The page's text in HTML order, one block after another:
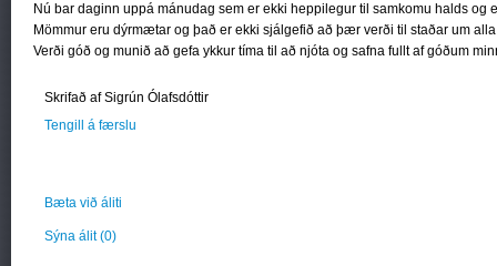
Nú bar daginn uppá mánudag sem er ekki heppilegur til samkomu halds og
Mömmur eru dýrmætar og það er ekki sjálgefið að þær verði til staðar um
Verði góð og munið að gefa ykkur tíma til að njóta og safna fullt af góðum
Skrifað af Sigrún Ólafsdóttir
Tengill á færslu
Bæta við áliti
Sýna álit(0)